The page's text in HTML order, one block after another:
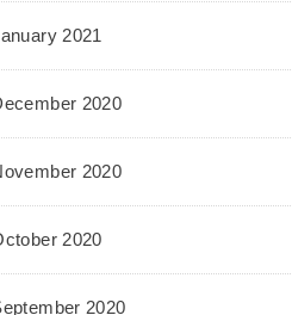
2021
2020
2020
2020
2020